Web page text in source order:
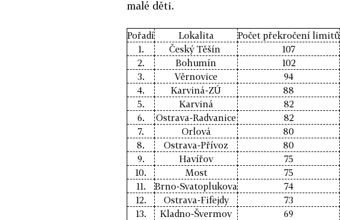
malé děti.
Pořadí Lokalita Počet překročení limitů
1.
Český Těšín 107
2.
Bohumín 102
3.
Věrnovice 94
4.
Karviná-ZÚ 88
5.
Karviná 82
6.
Ostrava-Radvanice 82
7.
Orlová 80
8.
Ostrava-Přívoz 80
9.
Havířov 75
10.
Most 75
11.
Brno-Svatoplukova 74
12.
Ostrava-Fifejdy 73
13.
Kladno-Švermov 69